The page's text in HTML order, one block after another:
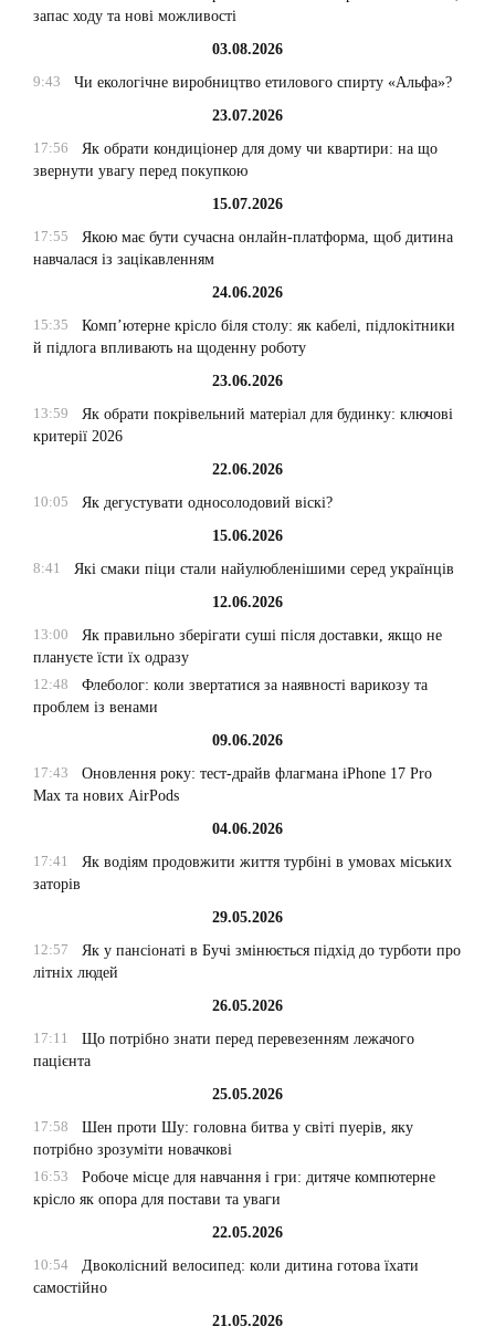
запас ходу та нові можливості
03.08.2026
9:43
Чи екологічне виробництво етилового спирту «Альфа»?
23.07.2026
17:56
Як обрати кондиціонер для дому чи квартири: на що
звернути увагу перед покупкою
15.07.2026
17:55
Якою має бути сучасна онлайн-платформа, щоб дитина
навчалася із зацікавленням
24.06.2026
15:35
Комп’ютерне крісло біля столу: як кабелі, підлокітники
й підлога впливають на щоденну роботу
23.06.2026
13:59
Як обрати покрівельний матеріал для будинку: ключові
критерії 2026
22.06.2026
10:05
Як дегустувати односолодовий віскі?
15.06.2026
8:41
Які смаки піци стали найулюбленішими серед українців
12.06.2026
13:00
Як правильно зберігати суші після доставки, якщо не
плануєте їсти їх одразу
12:48
Флеболог: коли звертатися за наявності варикозу та
проблем із венами
09.06.2026
17:43
Оновлення року: тест-драйв флагмана iPhone 17 Pro
Max та нових AirPods
04.06.2026
17:41
Як водіям продовжити життя турбіні в умовах міських
заторів
29.05.2026
12:57
Як у пансіонаті в Бучі змінюється підхід до турботи про
літніх людей
26.05.2026
17:11
Що потрібно знати перед перевезенням лежачого
пацієнта
25.05.2026
17:58
Шен проти Шу: головна битва у світі пуерів, яку
потрібно зрозуміти новачкові
16:53
Робоче місце для навчання і гри: дитяче компютерне
крісло як опора для постави та уваги
22.05.2026
10:54
Двоколісний велосипед: коли дитина готова їхати
самостійно
21.05.2026